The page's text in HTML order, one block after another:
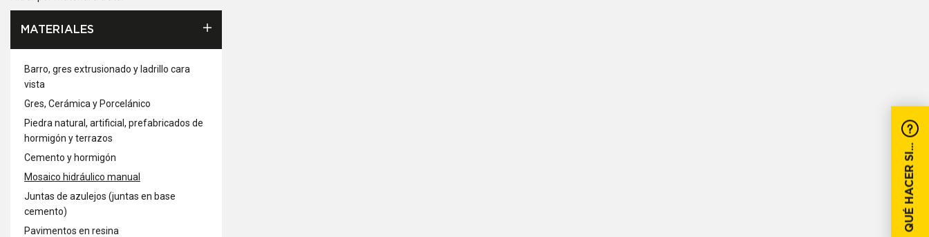
QUÉ HACER SI...
MATERIALES
Barro, gres extrusionado y ladrillo cara
vista
Gres, Cerámica y Porcelánico
Piedra natural, artificial, prefabricados de
hormigón y terrazos
Cemento y hormigón
Mosaico hidráulico manual
Juntas de azulejos (juntas en base
cemento)
Pavimentos en resina